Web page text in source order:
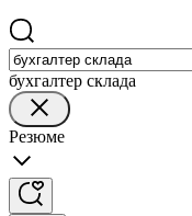
бухгалтер склада
Резюме